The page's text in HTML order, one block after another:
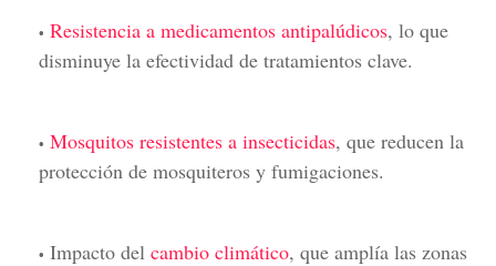
Resistencia a medicamentos antipalúdicos, lo que
disminuye la efectividad de tratamientos clave.
Mosquitos resistentes a insecticidas, que reducen la
protección de mosquiteros y fumigaciones.
Impacto del cambio climático, que amplía las zonas